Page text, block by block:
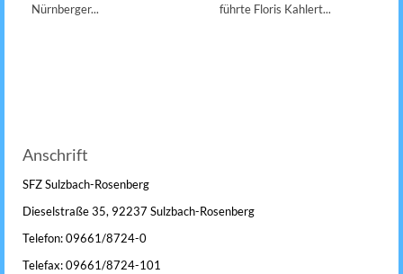
Nürnberger...
führte Floris Kahlert...
Anschrift
SFZ Sulzbach-Rosenberg
Dieselstraße 35, 92237 Sulzbach-Rosenberg
Telefon: 09661/8724-0
Telefax: 09661/8724-101